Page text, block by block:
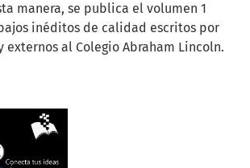
manera, se publica el volumen 1
inéditos de calidad escritos por
externos al Colegio Abraham Lincoln.